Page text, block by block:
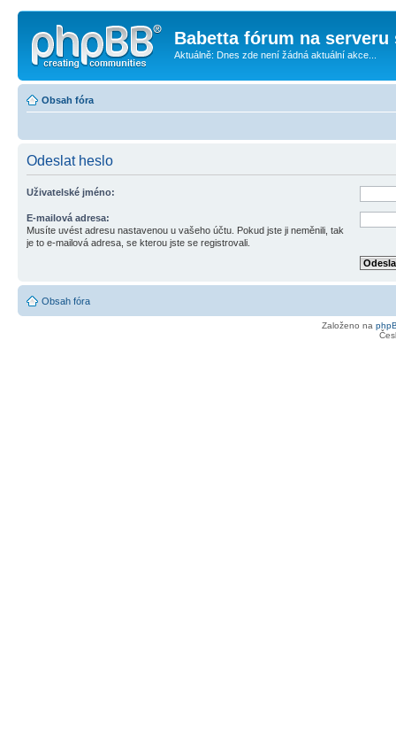
Babetta fórum na serveru
Aktuálně: Dnes zde není žádná aktuální akce...
Obsah fóra
Odeslat heslo
Uživatelské jméno:
E-mailová adresa:
Musíte uvést adresu nastavenou u vašeho účtu. Pokud jste ji neměnili, tak
je to e-mailová adresa, se kterou jste se registrovali.
Obsah fóra
Založeno na